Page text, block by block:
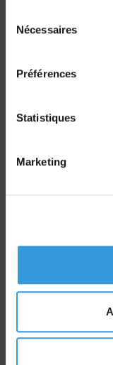
Nécessaires
Préférences
Statistiques
Marketing
Route de la Chapelle
Tél : 02 32 53 64 34